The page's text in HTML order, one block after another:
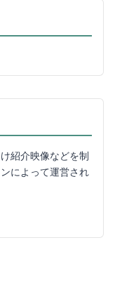
紹介映像などを制
によって運営され